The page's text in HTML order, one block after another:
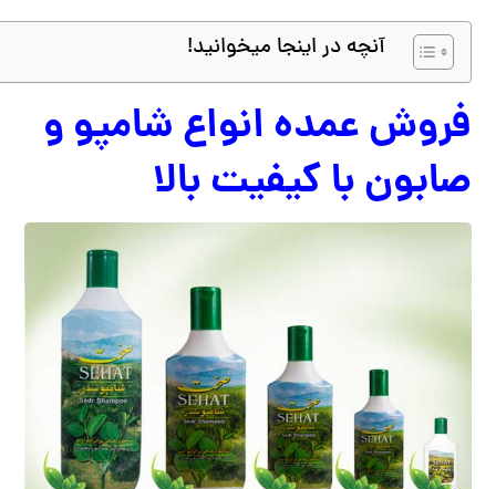
آنچه در اینجا میخوانید!
فروش عمده انواع شامپو و
صابون با کیفیت بالا